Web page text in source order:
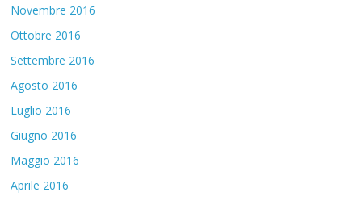
Novembre 2016
Ottobre 2016
Settembre 2016
Agosto 2016
Luglio 2016
Giugno 2016
Maggio 2016
Aprile 2016